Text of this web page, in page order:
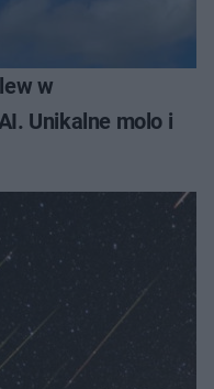
w
Unikalne molo i